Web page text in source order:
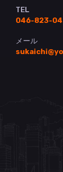
TEL
046-823-
メール